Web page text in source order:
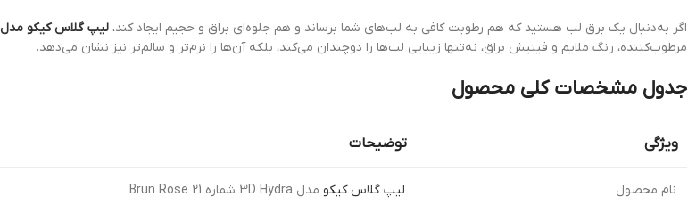
اگر به‌دنبال یک برق لب هستید که هم رطوبت کافی به لب‌های شما برساند و هم جلوه‌ای براق و حجیم ایجاد کند، لیپ گلاس کیکو مدل 3D Hydra
مرطوب‌کننده، رنگ ملایم و فینیش براق، نه‌تنها زیبایی لب‌ها را دوچندان می‌کند، بلکه آن‌ها را نرم‌تر و سالم‌تر نیز نشان می‌دهد.
جدول مشخصات کلی محصول
ویژگی توضیحات
نام محصول لیپ گلاس کیکو مدل 3D Hydra شماره 21 Brun Rose